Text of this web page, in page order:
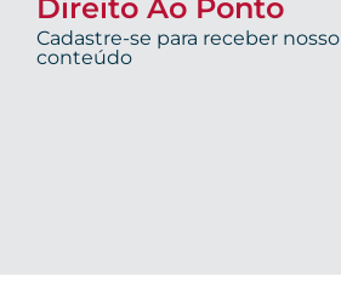
Direito Ao Ponto
Cadastre-se para receber nosso
conteúdo